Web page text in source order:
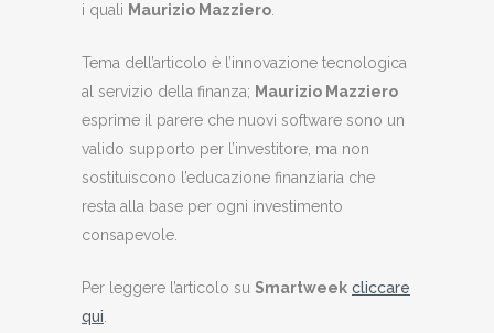
i quali Maurizio Mazziero.
Tema dell’articolo è l’innovazione tecnologica
al servizio della finanza; Maurizio Mazziero
esprime il parere che nuovi software sono un
valido supporto per l’investitore, ma non
sostituiscono l’educazione finanziaria che
resta alla base per ogni investimento
consapevole.
Per leggere l’articolo su Smartweek cliccare
qui.